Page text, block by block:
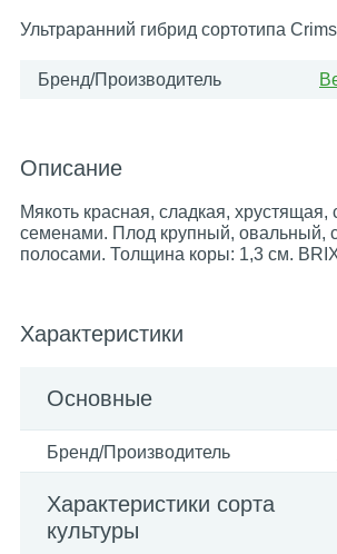
Ультраранний гибрид сортотипа
Бренд/Производитель
Описание
Мякоть красная, сладкая, хрустящая,
семенами. Плод крупный, овальный,
полосами. Толщина коры: 1,3 см.
Характеристики
Основные
Бренд/Производитель
Характеристики сорта
культуры